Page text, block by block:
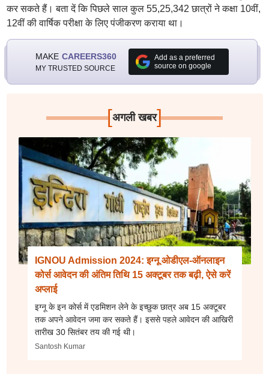
कर सकते हैं। बता दें कि पिछले साल कुल 55,25,342 छात्रों ने कक्षा 10वीं,
12वीं की वार्षिक परीक्षा के लिए पंजीकरण कराया था।
MAKE CAREERS360
MY TRUSTED SOURCE
Add as a preferred
source on google
[अगली खबर]
IGNOU Admission 2024: इग्नू ओडीएल-ऑनलाइन
कोर्स आवेदन की अंतिम तिथि 15 अक्टूबर तक बढ़ी, ऐसे करें
अप्लाई
इग्नू के इन कोर्स में एडमिशन लेने के इच्छुक छात्र अब 15 अक्टूबर
तक अपने आवेदन जमा कर सकते हैं। इससे पहले आवेदन की आखिरी
तारीख 30 सितंबर तय की गई थी।
Santosh Kumar